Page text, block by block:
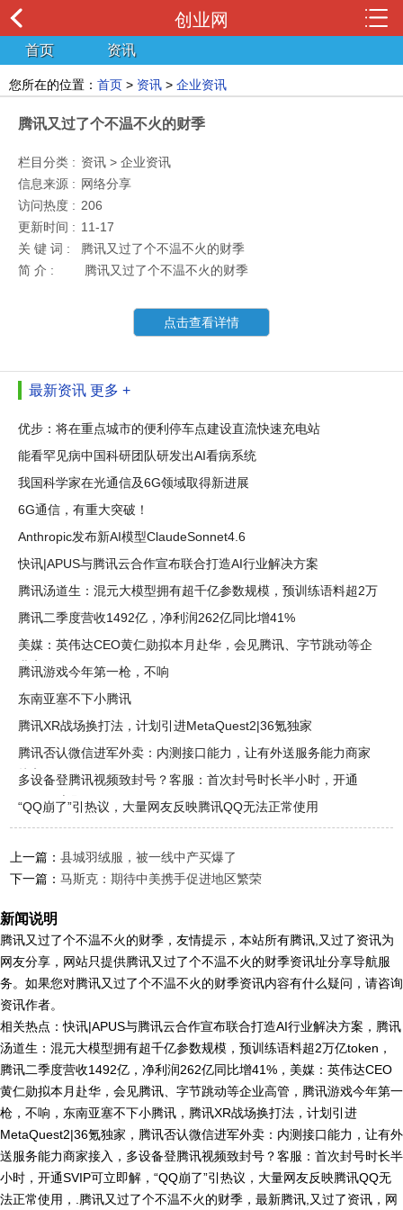
创业网
首页 资讯
您所在的位置： 首页 > 资讯 > 企业资讯
腾讯又过了个不温不火的财季
栏目分类 : 资讯 > 企业资讯
信息来源 : 网络分享
访问热度 : 206
更新时间 : 11-17
关 键 词 :
腾讯又过了个不温不火的财季
简 介 :
腾讯又过了个不温不火的财季
点击查看详情
最新资讯 更多 +
优步：将在重点城市的便利停车点建设直流快速充电站
能看罕见病中国科研团队研发出AI看病系统
我国科学家在光通信及6G领域取得新进展
6G通信，有重大突破！
Anthropic发布新AI模型ClaudeSonnet4.6
快讯|APUS与腾讯云合作宣布联合打造AI行业解决方案
腾讯汤道生：混元大模型拥有超千亿参数规模，预训练语料超2万
亿token
腾讯二季度营收1492亿，净利润262亿同比增41%
美媒：英伟达CEO黄仁勋拟本月赴华，会见腾讯、字节跳动等企
业高管
腾讯游戏今年第一枪，不响
东南亚塞不下小腾讯
腾讯XR战场换打法，计划引进MetaQuest2|36氪独家
腾讯否认微信进军外卖：内测接口能力，让有外送服务能力商家
接入
多设备登腾讯视频致封号？客服：首次封号时长半小时，开通
SVIP可立即解
“QQ崩了”引热议，大量网友反映腾讯QQ无法正常使用
上一篇：县城羽绒服，被一线中产买爆了
下一篇：马斯克：期待中美携手促进地区繁荣
新闻说明
腾讯又过了个不温不火的财季，友情提示，本站所有腾讯,又过了资讯为
网友分享，网站只提供腾讯又过了个不温不火的财季资讯址分享导航服
务。如果您对腾讯又过了个不温不火的财季资讯内容有什么疑问，请咨询
资讯作者。
相关热点：快讯|APUS与腾讯云合作宣布联合打造AI行业解决方案，腾讯
汤道生：混元大模型拥有超千亿参数规模，预训练语料超2万亿token，
腾讯二季度营收1492亿，净利润262亿同比增41%，美媒：英伟达CEO
黄仁勋拟本月赴华，会见腾讯、字节跳动等企业高管，腾讯游戏今年第一
枪，不响，东南亚塞不下小腾讯，腾讯XR战场换打法，计划引进
MetaQuest2|36氪独家，腾讯否认微信进军外卖：内测接口能力，让有外
送服务能力商家接入，多设备登腾讯视频致封号？客服：首次封号时长半
小时，开通SVIP可立即解，“QQ崩了”引热议，大量网友反映腾讯QQ无
法正常使用，.腾讯又过了个不温不火的财季，最新腾讯,又过了资讯，网